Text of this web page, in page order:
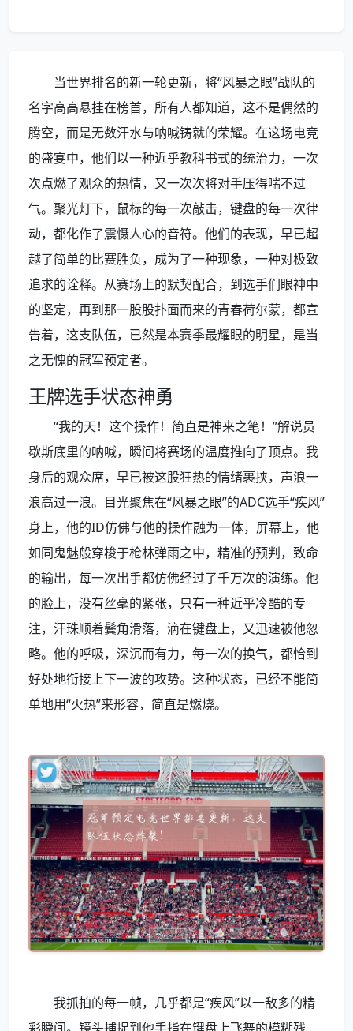
当世界排名的新一轮更新，将“风暴之眼”战队的
名字高高悬挂在榜首，所有人都知道，这不是偶然的
腾空，而是无数汗水与呐喊铸就的荣耀。在这场电竞
的盛宴中，他们以一种近乎教科书式的统治力，一次
次点燃了观众的热情，又一次次将对手压得喘不过
气。聚光灯下，鼠标的每一次敲击，键盘的每一次律
动，都化作了震慑人心的音符。他们的表现，早已超
越了简单的比赛胜负，成为了一种现象，一种对极致
追求的诠释。从赛场上的默契配合，到选手们眼神中
的坚定，再到那一股股扑面而来的青春荷尔蒙，都宣
告着，这支队伍，已然是本赛季最耀眼的明星，是当
之无愧的冠军预定者。
王牌选手状态神勇
“我的天！这个操作！简直是神来之笔！”解说员
歇斯底里的呐喊，瞬间将赛场的温度推向了顶点。我
身后的观众席，早已被这股狂热的情绪裹挟，声浪一
浪高过一浪。目光聚焦在“风暴之眼”的ADC选手“疾风”
身上，他的ID仿佛与他的操作融为一体，屏幕上，他
如同鬼魅般穿梭于枪林弹雨之中，精准的预判，致命
的输出，每一次出手都仿佛经过了千万次的演练。他
的脸上，没有丝毫的紧张，只有一种近乎冷酷的专
注，汗珠顺着鬓角滑落，滴在键盘上，又迅速被他忽
略。他的呼吸，深沉而有力，每一次的换气，都恰到
好处地衔接上下一波的攻势。这种状态，已经不能简
单地用“火热”来形容，简直是燃烧。
我抓拍的每一帧，几乎都是“疾风”以一敌多的精